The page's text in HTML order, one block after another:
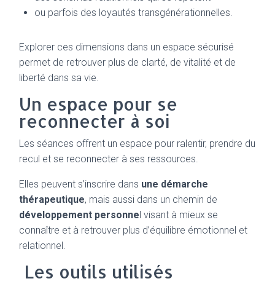
ou parfois des loyautés transgénérationnelles.
Explorer ces dimensions dans un espace sécurisé
permet de retrouver plus de clarté, de vitalité et de
liberté dans sa vie.
Un espace pour se
reconnecter à soi
Les séances offrent un espace pour ralentir, prendre du
recul et se reconnecter à ses ressources.
Elles peuvent s’inscrire dans une démarche
thérapeutique, mais aussi dans un chemin de
développement personne l visant à mieux se
connaître et à retrouver plus d’équilibre émotionnel et
relationnel.
Les outils utilisés